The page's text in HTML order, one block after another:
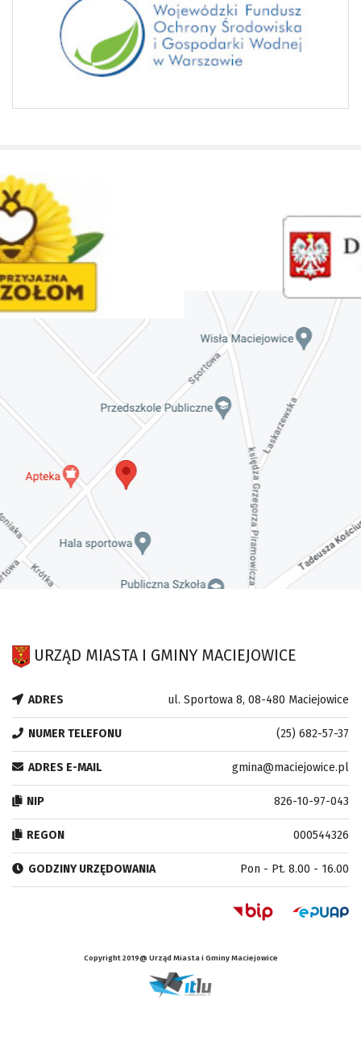
URZĄD MIASTA I GMINY MACIEJOWICE
ADRES ul. Sportowa 8, 08-480 Maciejowice
NUMER TELEFONU (25) 682-57-37
ADRES E-MAIL gmina@maciejowice.pl
NIP 826-10-97-043
REGON 000544326
GODZINY URZĘDOWANIA Pon - Pt. 8.00 - 16.00
Copyright 2019@ Urząd Miasta i Gminy Maciejowice